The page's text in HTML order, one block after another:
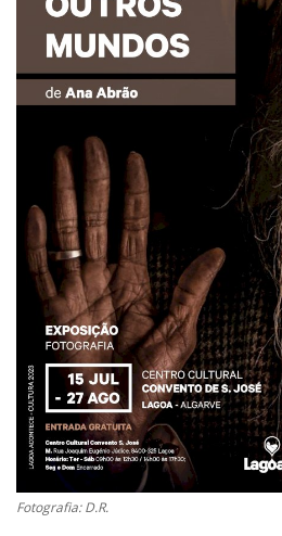
Estatuto Editorial
Saúde
Ficha técnica
Cultura
Lazer
Ambiente
Fotografia: D.R.